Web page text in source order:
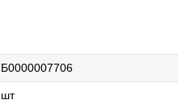
Б0000007706
шт